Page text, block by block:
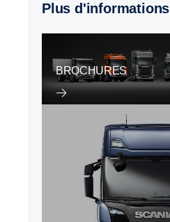
Plus d'informations
BROCHURES